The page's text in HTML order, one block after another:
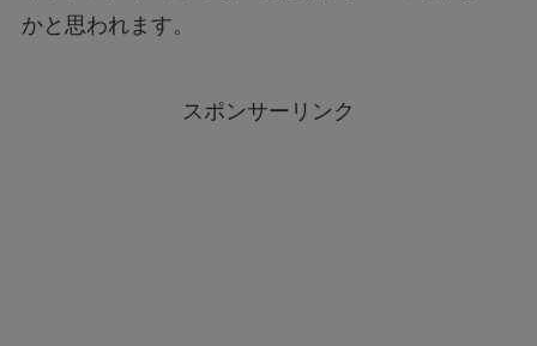
かと思われます。
スポンサーリンク